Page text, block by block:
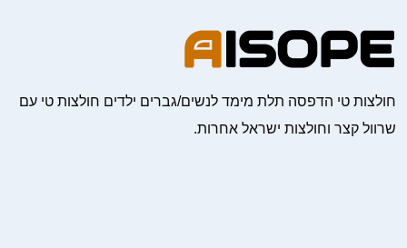
חולצות טי הדפסה תלת מימד לנשים/גברים ילדים חולצות טי עם
שרוול קצר וחולצות ישראל אחרות.